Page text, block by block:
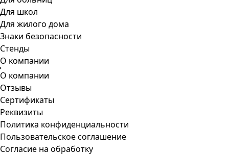
Для школ
Для жилого дома
Знаки безопасности
Стенды
О компании
О компании
Отзывы
Сертификаты
Реквизиты
Политика конфиденциальности
Пользовательское соглашение
Согласие на обработку